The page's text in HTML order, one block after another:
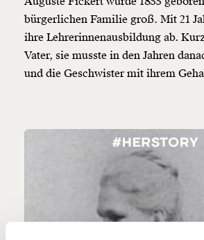
Veränderung
beginnt mit Dir!
WerdeFördermitgliedund wir
so bleiben. Kämpf’ mit uns für den
unterstütze uns mit Deinem
Du überweist lieber direkt?
Hier unsere IBAN: AT34 4300 0498
Kontoinhaber: Momentum Institut -
sozialen Fortschritt
bürgerlichen Familie groß. Mit 21
ihre Lehrerinnenausbildung ab.
Vater, sie musste in den Jahren
und die Geschwister mit ihrem